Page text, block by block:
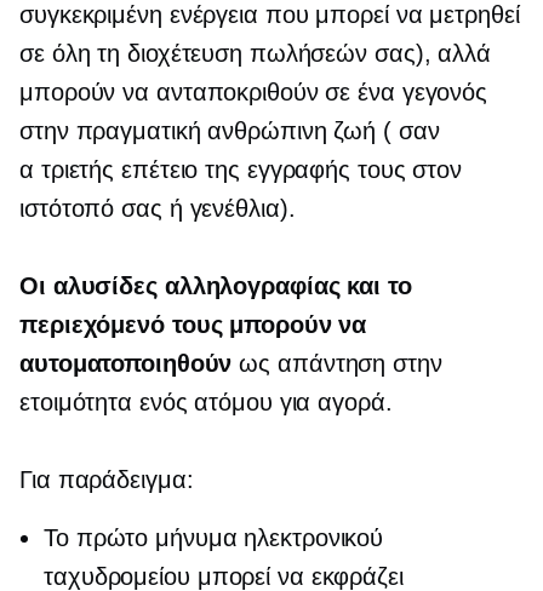
συγκεκριμένη ενέργεια που μπορεί να μετρηθεί
σε όλη τη διοχέτευση πωλήσεών σας), αλλά
μπορούν να ανταποκριθούν σε ένα γεγονός
στην πραγματική ανθρώπινη ζωή ( σαν
α τριετής επέτειο της εγγραφής τους στον
ιστότοπό σας ή γενέθλια).
Οι αλυσίδες αλληλογραφίας και το
περιεχόμενό τους μπορούν να
αυτοματοποιηθούν ως απάντηση στην
ετοιμότητα ενός ατόμου για αγορά.
Για παράδειγμα:
Το πρώτο μήνυμα ηλεκτρονικού
ταχυδρομείου μπορεί να εκφράζει